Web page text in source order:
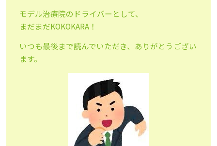
モデル治療院のドライバーとして、
まだまだKOKOKARA！
いつも最後まで読んでいただき、ありがとうござい
ます。